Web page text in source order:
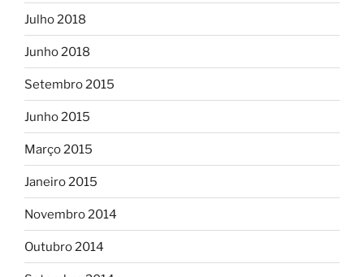
Julho 2018
Junho 2018
Setembro 2015
Junho 2015
Março 2015
Janeiro 2015
Novembro 2014
Outubro 2014